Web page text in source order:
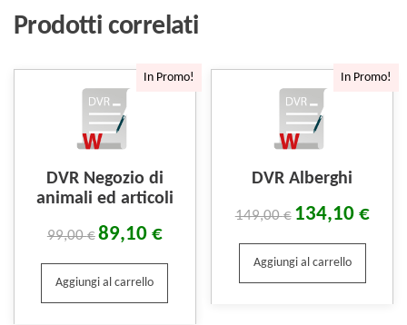
Prodotti correlati
In Promo!
DVR Negozio di
animali ed articoli
99,00€89,10 €
Aggiungi al carrello
In Promo!
DVR Alberghi
149,00€ 134,10 €
Aggiungi al carrello